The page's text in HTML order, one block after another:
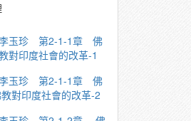
李玉珍 第2-1-1章 佛
印度社會的改革-1
李玉珍 第2-1-1章 佛
對印度社會的改革-2